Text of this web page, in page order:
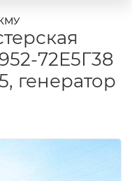
72Е5Г38
генератор